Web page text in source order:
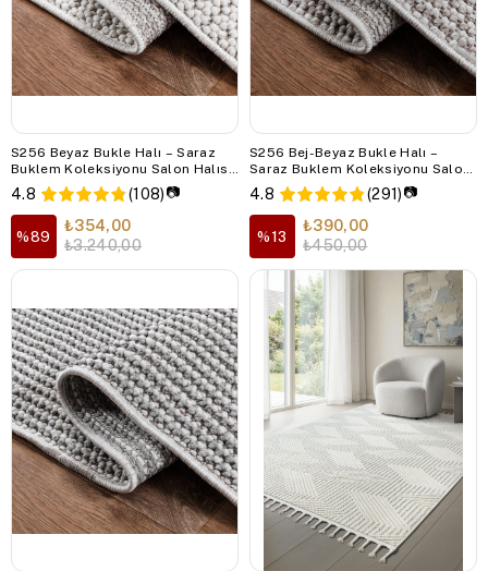
S256 Beyaz Bukle Halı – Saraz
Buklem Koleksiyonu Salon Halısı,
Mutfak Halısı, Antre Hol Halısı
4.8 (108) 📷
%89
₺354,00
₺3.240,00
S256 Bej-Beyaz Bukle Halı –
Saraz Buklem Koleksiyonu Salon
Halısı, Mutfak Halısı, Antre Hol
Halısı
4.8 (291) 📷
%13
₺390,00
₺450,00